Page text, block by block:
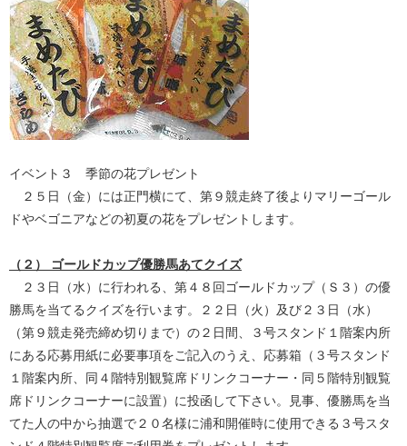
イベント３ 季節の花プレゼント
２５日（金）には正門横にて、第９競走終了後よりマリーゴール
ドやベゴニアなどの初夏の花をプレゼントします。
（２） ゴールドカップ優勝馬あてクイズ
２３日（水）に行われる、第４８回ゴールドカップ（Ｓ３）の優
勝馬を当てるクイズを行います。２２日（火）及び２３日（水）
（第９競走発売締め切りまで）の２日間、３号スタンド１階案内所
にある応募用紙に必要事項をご記入のうえ、応募箱（３号スタンド
１階案内所、同４階特別観覧席ドリンクコーナー・同５階特別観覧
席ドリンクコーナーに設置）に投函して下さい。見事、優勝馬を当
てた人の中から抽選で２０名様に浦和開催時に使用できる３号スタ